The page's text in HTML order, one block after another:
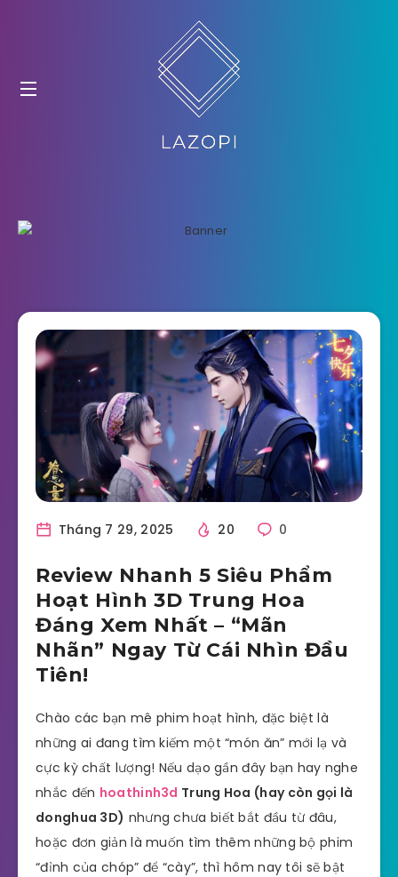
Tháng 7 29, 2025 20 0
Review Nhanh 5 Siêu Phẩm
Hoạt Hình 3D Trung Hoa
Đáng Xem Nhất – “Mãn
Nhãn” Ngay Từ Cái Nhìn Đầu
Tiên!
Chào các bạn mê phim hoạt hình, đặc biệt là
những ai đang tìm kiếm một “món ăn” mới lạ và
cực kỳ chất lượng! Nếu dạo gần đây bạn hay nghe
nhắc đến hoathinh3d Trung Hoa (hay còn gọi là
donghua 3D) nhưng chưa biết bắt đầu từ đâu,
hoặc đơn giản là muốn tìm thêm những bộ phim
“đỉnh của chóp” để “cày”, thì hôm nay tôi sẽ bật